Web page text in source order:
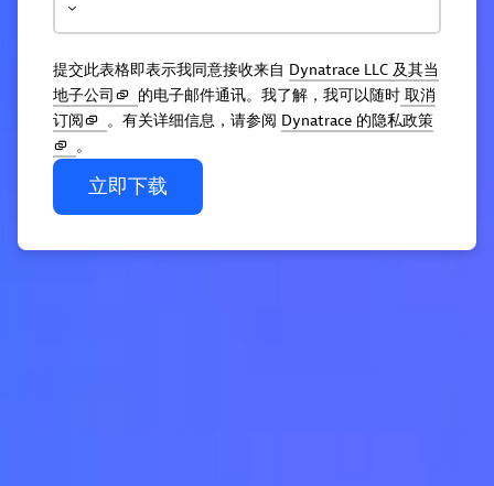
提交此表格即表示我同意接收来自 Dynatrace LLC 及其当
地子公司
的电子邮件通讯。我了解，我可以随时 取消
订阅
。有关详细信息，请参阅 Dynatrace 的隐私政策
。
立即下载